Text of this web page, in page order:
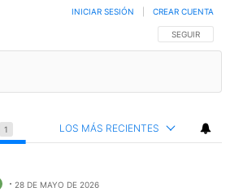
SIGA ESTA
SEGUIR
INICIAR SESIÓN CREAR CUENTA
1 LOS MÁS RECIENTES
28 DE MAYO DE 2026